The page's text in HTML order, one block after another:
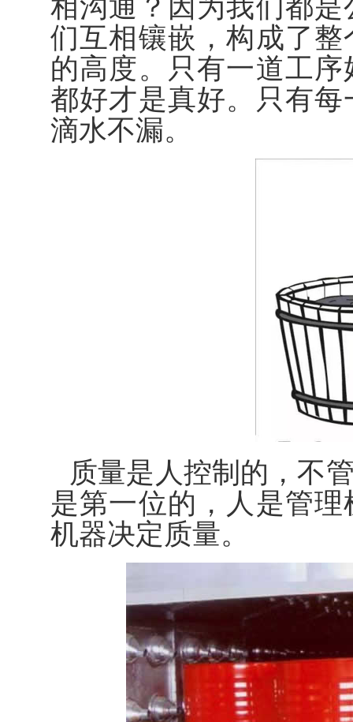
相沟通？因为我们都
们互相镶嵌，构成了
的高度。只有一道工
都好才是真好。只有
滴水不漏。
质量是人控制的，不
是第一位的，人是管
机器决定质量。